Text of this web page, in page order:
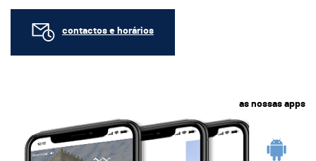
contactos e horários
as nossas apps